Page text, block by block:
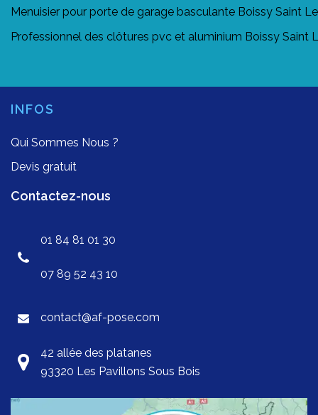
Menuisier pour porte de garage basculante Boissy Saint
Professionnel des clôtures pvc et aluminium Boissy Saint
INFOS
Qui Sommes Nous ?
Devis gratuit
Contactez-nous
01 84 81 01 30
07 89 52 43 10
contact@af-pose.com
42 allée des platanes
93320 Les Pavillons Sous Bois